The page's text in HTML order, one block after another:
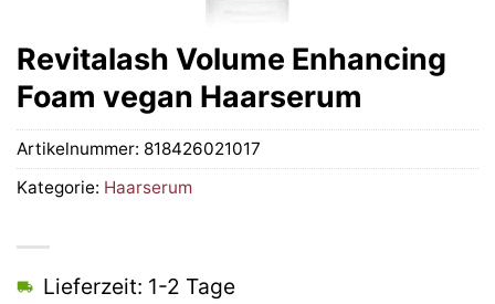
Revitalash Volume Enhancing
Foam vegan Haarserum
Lieferzeit: 1-2 Tage
Artikelnummer: 818426021017
Kategorie: Haarserum